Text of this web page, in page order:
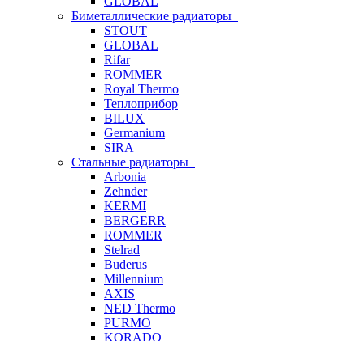
Биметаллические радиаторы
STOUT
GLOBAL
Rifar
ROMMER
Royal Thermo
Теплоприбор
BILUX
Germanium
SIRA
Стальные радиаторы
Arbonia
Zehnder
KERMI
BERGERR
ROMMER
Stelrad
Buderus
Millennium
AXIS
NED Thermo
PURMO
KORADO